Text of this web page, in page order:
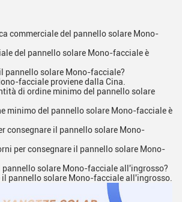
commerciale del pannello solare Mono-
del pannello solare Mono-facciale è
pannello solare Mono-facciale?
facciale proviene dalla Cina.
di ordine minimo del pannello solare
minimo del pannello solare Mono-facciale è
consegnare il pannello solare Mono-
per consegnare il pannello solare Mono-
pannello solare Mono-facciale all'ingrosso?
il pannello solare Mono-facciale all'ingrosso.